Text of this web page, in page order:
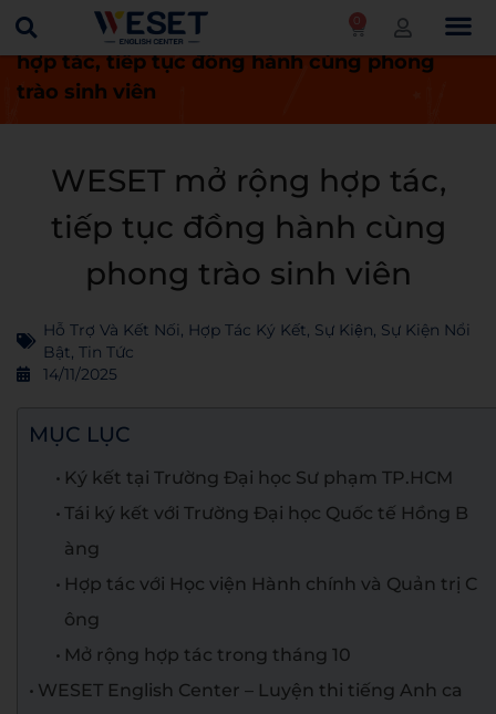
0
Trang chủ Tin tức
WESET mở rộng
hợp tác, tiếp tục đồng hành cùng phong
trào sinh viên
WESET mở rộng hợp tác,
tiếp tục đồng hành cùng
phong trào sinh viên
Hỗ Trợ Và Kết Nối, Hợp Tác Ký Kết, Sự Kiện, Sự Kiện Nổi
Bật, Tin Tức
14/11/2025
MỤC LỤC
Ký kết tại Trường Đại học Sư phạm TP.HCM
Tái ký kết với Trường Đại học Quốc tế Hồng B
àng
Hợp tác với Học viện Hành chính và Quản trị C
ông
Mở rộng hợp tác trong tháng 10
WESET English Center – Luyện thi tiếng Anh ca